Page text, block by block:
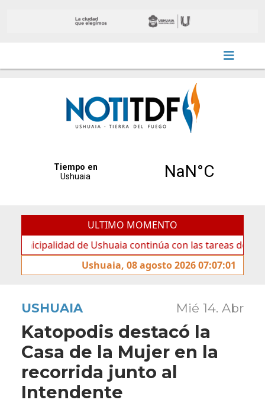
ULTIMO MOMENTO
de Ushuaia continúa con las tareas de
Ushuaia, 08 agosto 2026 07:07:01
USHUAIA Mié 14. Abr
Katopodis destacó la
Casa de la Mujer en la
recorrida junto al
Intendente